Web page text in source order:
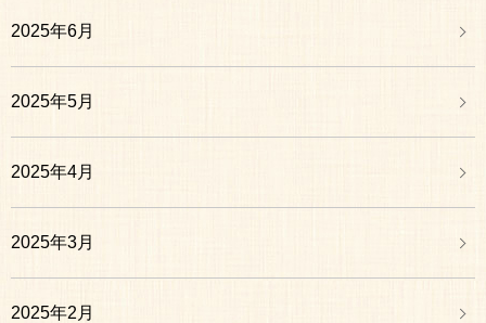
2025年6月
2025年5月
2025年4月
2025年3月
2025年2月